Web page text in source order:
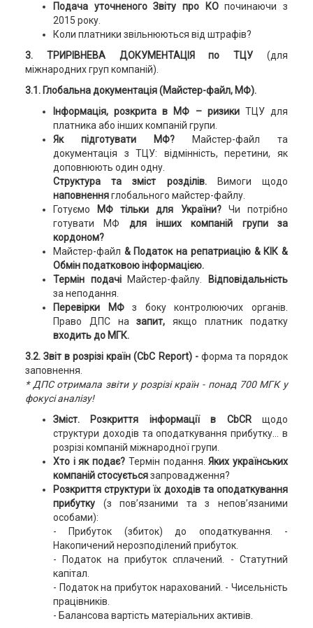
Подача уточненого Звіту про КОпочинаючи з
2015 року.
Коли платники звільнюються від штрафів?
3.
ТРИРІВНЕВА ДОКУМЕНТАЦІЯ по ТЦУ (для
міжнародних груп компаній).
3.1. Глобальна документація (Майстер-файл, МФ).
Інформація, розкрита в МФ – ризики ТЦУ для
платника або інших компаній групи.
Як підготувати МФ?
Майстер-файл та
документація з ТЦУ: відмінність, перетини, як
доповнюють один одну.
Структура та зміст розділів.
Вимоги щодо
наповненняглобального майстер-файлу.
Готуємо
МФ тільки для України?Чи потрібно
готувати МФ для інших компаній групи за
кордоном?
Майстер-файл & Податок на репатриацію & КІК &
Обмін податковою інформацією.
Термін подачіМайстер-файлу.
Відповідальність
за неподання.
Перевірки МФз боку контролюючих органів.
Право ДПС назапит, якщо платник податку
входить до МГК.
3.2. Звіт в розрізі країн (CbC Report)- форма та порядок
заповнення.
* ДПС отримала звіти у розрізі країн - понад 700 МГК у
фокусі аналізу!
Зміст. Розкриття інформації в CbCRщодо
структури доходів та оподаткування прибутку… в
розрізі компаній міжнародної групи.
Хто і як подає? Термін подання.Яких українських
компаній стосуєтьсязапровадження?
Розкриття структури їх доходів та оподаткування
прибутку(з пов’язаними та з непов’язаними
особами):
- Прибуток (збиток) до оподаткування. -
Накопичений нерозподілений прибуток.
- Податок на прибуток сплачений. - Статутний
капітал.
- Податок на прибуток нарахований. - Чисельність
працівників.
- Балансова вартість матеріальних активів.